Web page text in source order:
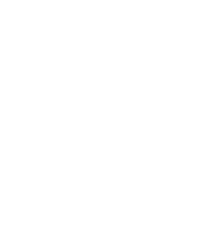
Auskunft über Ihre
auf Berichtigung oder Löschung
Hierzu können Sie sich